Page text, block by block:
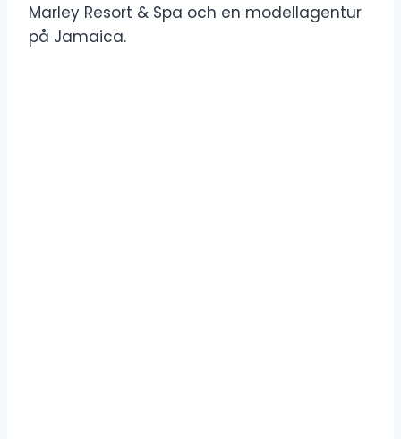
Marley Resort & Spa och en modellagentur
på Jamaica.